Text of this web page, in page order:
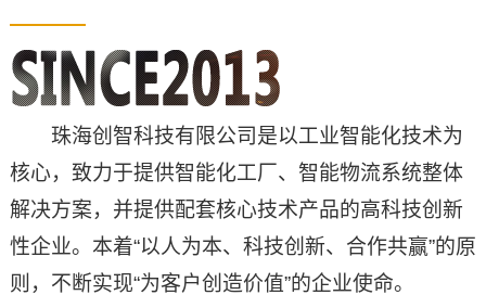
珠海创智科技有限公司是以工业智能化技术为
核心，致力于提供智能化工厂、智能物流系统整体
解决方案，并提供配套核心技术产品的高科技创新
性企业。本着“以人为本、科技创新、合作共赢”的原
则，不断实现“为客户创造价值”的企业使命。